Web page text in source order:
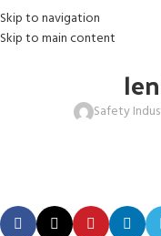
Skip to navigation
Skip to main content
Safety